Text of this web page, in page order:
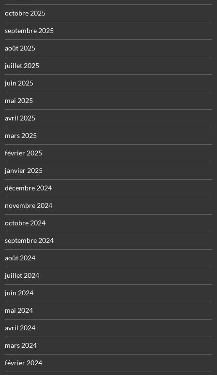
octobre 2025
septembre 2025
août 2025
juillet 2025
juin 2025
mai 2025
avril 2025
mars 2025
février 2025
janvier 2025
décembre 2024
novembre 2024
octobre 2024
septembre 2024
août 2024
juillet 2024
juin 2024
mai 2024
avril 2024
mars 2024
février 2024